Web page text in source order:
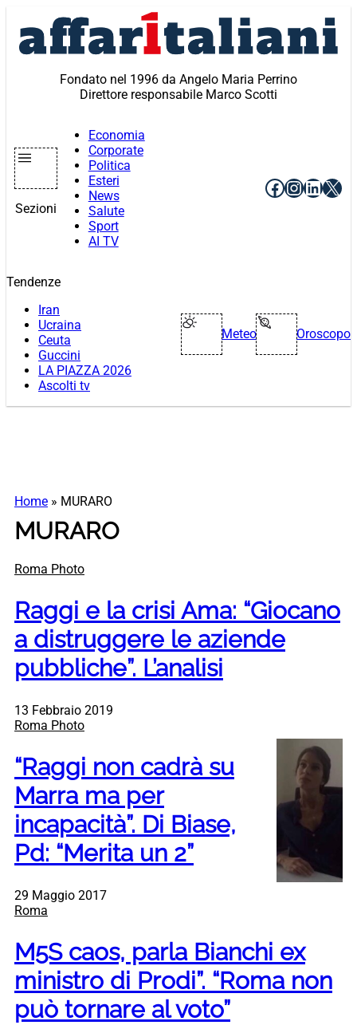
contenuto
Fondato nel 1996 da Angelo Maria Perrino
Direttore responsabile Marco Scotti
Sezioni
Economia
Corporate
Politica
Esteri
News
Salute
Sport
AI TV
Facebook
X
Tendenze
Iran
Ucraina
Ceuta
Guccini
LA PIAZZA 2026
Ascolti tv
Meteo Oroscopo
Home » MURARO
MURARO
Roma Photo
Raggi e la crisi Ama: “Giocano
a distruggere le aziende
pubbliche”. L’analisi
13 Febbraio 2019
Roma Photo
“Raggi non cadrà su
Marra ma per
incapacità”. Di Biase,
Pd: “Merita un 2”
29 Maggio 2017
Roma
M5S caos, parla Bianchi ex
ministro di Prodi”. “Roma non
può tornare al voto”